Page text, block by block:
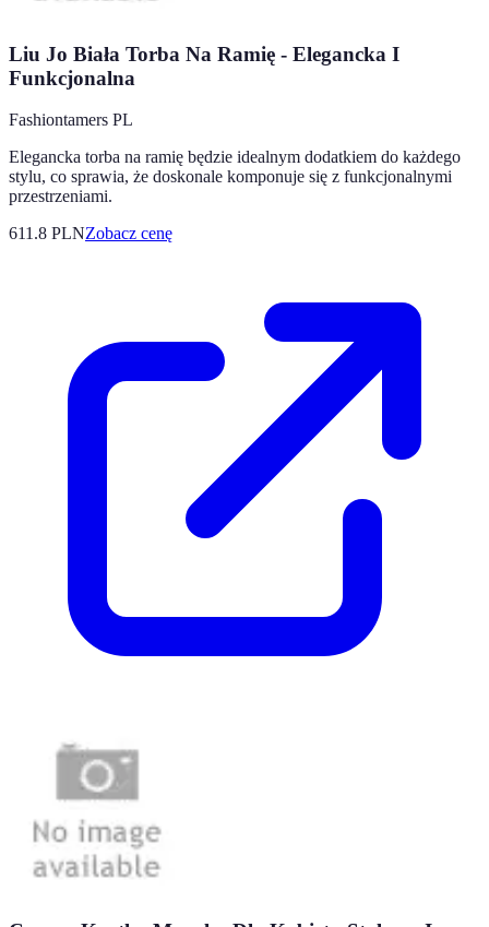
Liu Jo Biała Torba Na Ramię - Elegancka I
Funkcjonalna
Fashiontamers PL
Elegancka torba na ramię będzie idealnym dodatkiem do każdego
stylu, co sprawia, że doskonale komponuje się z funkcjonalnymi
przestrzeniami.
611.8 PLNZobacz cenę